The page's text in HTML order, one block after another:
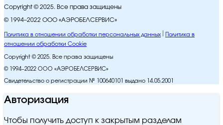
Copyright © 2025. Все права защищены
© 1994–2022 ООО «АЭРОБЕЛСЕРВИС»
Политика в отношении обработки персональных данных
Политика в
отношении обработки Cookie
Copyright © 2025. Все права защищены
© 1994–2022 ООО «АЭРОБЕЛСЕРВИС»
Свидетельство о регистрации № 100640101 выдано 14.05.2001
Авторизация
Чтобы получить доступ к закрытым разделам